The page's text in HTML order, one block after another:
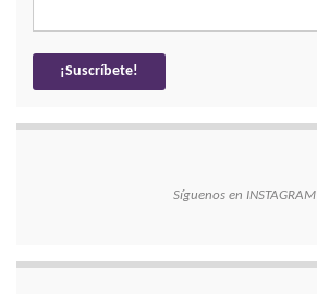
Síguenos en INSTAGRAM